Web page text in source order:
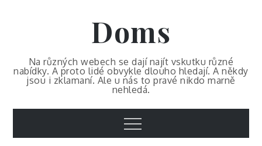
Doms
Na různých webech se dají najít vskutku různé
nabídky. A proto lidé obvykle dlouho hledají. A někdy
jsou i zklamaní. Ale u nás to pravé nikdo marně
nehledá.
Menu